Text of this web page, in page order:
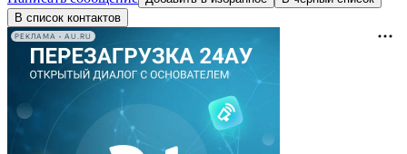
В список контактов
РЕКЛАМА • AU.RU